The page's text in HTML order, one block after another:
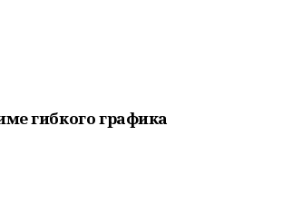
гибкого графика